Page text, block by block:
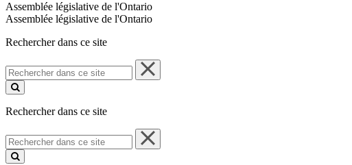
Assemblée législative de l'Ontario
Assemblée législative de l'Ontario
Rechercher dans ce site
Rechercher
dans
ce
Rechercher dans ce site
Rechercher
dans
ce